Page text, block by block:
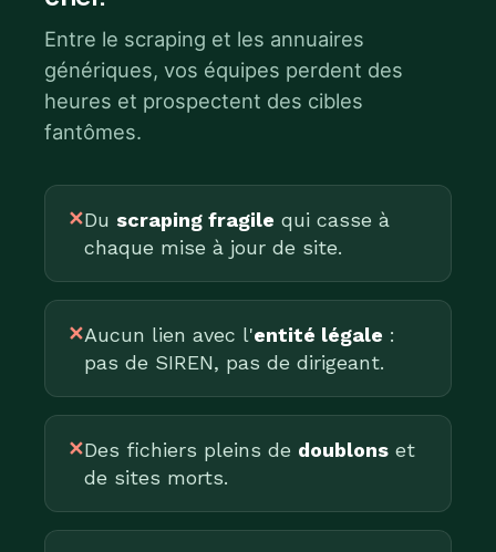
Entre le scraping et les annuaires
génériques, vos équipes perdent des
heures et prospectent des cibles
fantômes.
✕Du scraping fragile qui casse à
chaque mise à jour de site.
✕Aucun lien avec l'entité légale :
pas de SIREN, pas de dirigeant.
✕Des fichiers pleins de doublons et
de sites morts.